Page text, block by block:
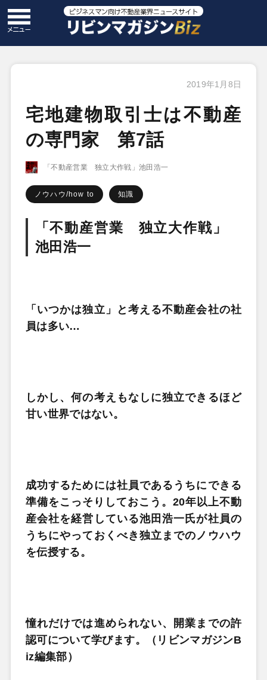
2019年1月8日
宅地建物取引士は不動産
の専門家 第7話
「不動産営業 独立大作戦」池田浩一
ノウハウ/how to 知識
「不動産営業 独立大作戦」
池田浩一
「いつかは独立」と考える不動産会社の社
員は多い…
しかし、何の考えもなしに独立できるほど
甘い世界ではない。
成功するためには社員であるうちにできる
準備をこっそりしておこう。20年以上不動
産会社を経営している池田浩一氏が社員の
うちにやっておくべき独立までのノウハウ
を伝授する。
憧れだけでは進められない、開業までの許
認可について学びます。（リビンマガジンB
iz編集部）